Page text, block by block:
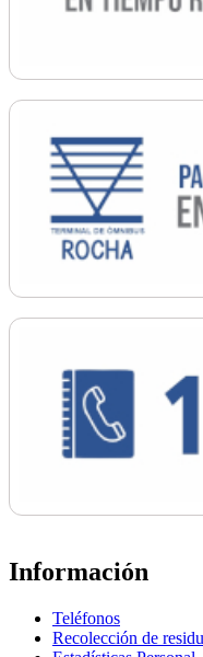
Información
Teléfonos
Recolección de